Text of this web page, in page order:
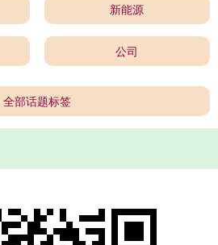
新能源
公司
全部话题标签